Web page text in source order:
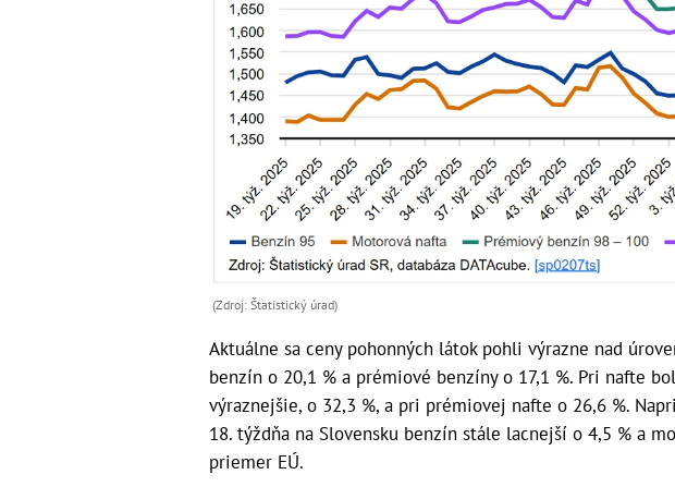
(Zdroj: Štatistický úrad)
Aktuálne sa ceny pohonných látok pohli výrazne nad
benzín o 20,1 % a prémiové benzíny o 17,1 %. Pri nafte
výraznejšie, o 32,3 %, a pri prémiovej nafte o 26,6 %.
18. týždňa na Slovensku benzín stále lacnejší o 4,5 % a
priemer EÚ.